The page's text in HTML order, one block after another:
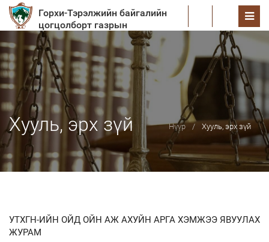
Горхи-Тэрэлжийн байгалийн
цогцолборт газрын
хамгаалалтын захиргаа
Хууль, эрх зүй Нүүр Хууль, эрх зүй
УТХГН-ИЙН ОЙД ОЙН АЖ АХУЙН АРГА ХЭМЖЭЭ ЯВУУЛАХ
ЖУРАМ